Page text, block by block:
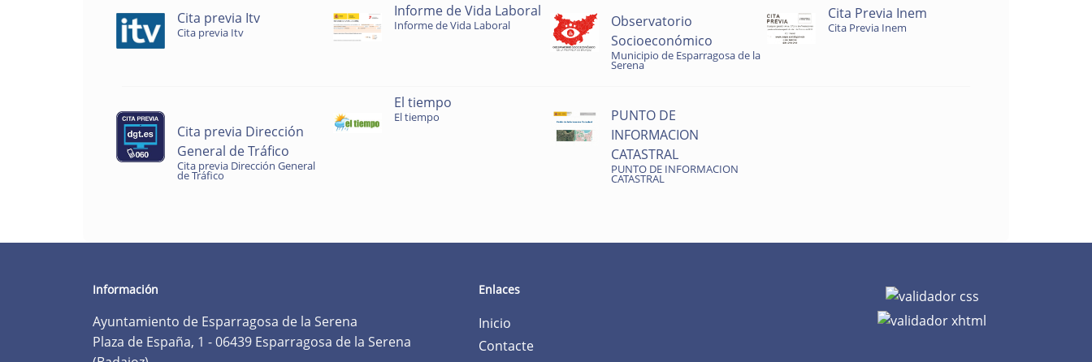
Cita previa Itv
Cita previa Itv
Informe de Vida Laboral
Informe de Vida Laboral
Observatorio
Socioeconómico
Municipio de Esparragosa de la
Serena
Cita Previa Inem
Cita Previa Inem
Cita previa Dirección
General de Tráfico
Cita previa Dirección General
de Tráfico
El tiempo
El tiempo
PUNTO DE
INFORMACION
CATASTRAL
PUNTO DE INFORMACION
CATASTRAL
Información
Ayuntamiento de Esparragosa de la Serena
Plaza de España, 1 - 06439 Esparragosa de la Serena
Enlaces
Inicio
Contacte